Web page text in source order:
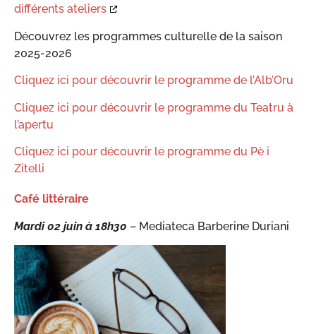
différents ateliers
Découvrez les programmes culturelle de la saison
2025-2026
Cliquez ici pour découvrir le programme de l’Alb’Oru
Cliquez ici pour découvrir le programme du Teatru à
l’apertu
Cliquez ici pour découvrir le programme du Pè i
Zitelli
Café littéraire
Mardi 02 juin à 18h30 – Mediateca Barberine Duriani